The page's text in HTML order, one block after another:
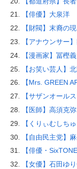
【俳優】大泉洋
【財閥】末裔の
【アナウンサー
【漫画家】冨樫
【お笑い芸人】
【Mrs. GREEN
【サザンオール
【医師】高須克弥
【くりぃむしち
【自由民主党】
【俳優・
【女優】石田ゆ